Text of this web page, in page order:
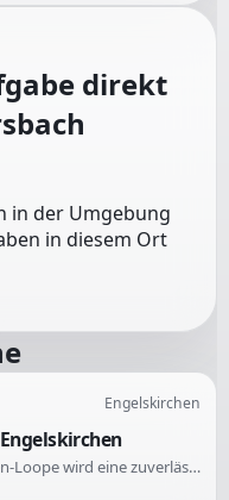
direkt
in der Umgebung
in diesem Ort
Engelskirchen
Für ein Einfamilienhaus in Engelskirchen-Loope wird eine zuverlässige Putzhilfe gesucht. Die Unterstützung ist für die Reinigung vorgesehen und erfolgt alle zwei Wochen für jeweils 3 Stunden.